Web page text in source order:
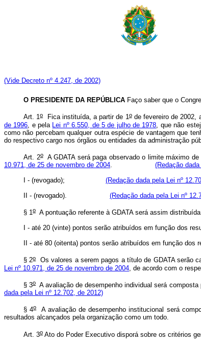
(Vide Decreto nº 4.247, de 2002)
O PRESIDENTE DA REPÚBLICA Faço saber que o
Art. 1oFica instituída, a partir de 1ode fevereiro de 2002,
de 1996 , e pela Lei nº 6.550, de 5 de julho de 1978 , que não
como não percebam qualquer outra espécie de vantagem que
do respectivo cargo nos órgãos ou entidades da administração
Art. 2oA GDATA será paga observado o limite máximo
10.971, de 25 de novembro de 2004. (Redação
I - (revogado);
(Redação dada pela Lei nº
II - (revogado). (Redação dada pela Lei nº
§ 1o A pontuação referente à GDATA será assim
I - até 20 (vinte) pontos serão atribuídos em função
II - até 80 (oitenta) pontos serão atribuídos em
§ 2oOs valores a serem pagos a título de GDATA serão
Lei nº 10.971, de 25 de novembro de 2004 , de acordo com o
§ 3o A avaliação de desempenho individual será
dada pela Lei nº 12.702, de 2012)
§ 4oA avaliação de desempenho institucional será
resultados alcançados pela organização como um todo.
Art. 3o Ato do Poder Executivo disporá sobre os critérios